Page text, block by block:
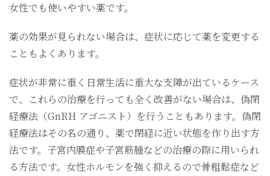
女性でも使いやすい薬です。
薬の効果が見られない場合は、症状に応じて薬を変更する
こともよくあります。
症状が非常に重く日常生活に重大な支障が出ているケース
で、これらの治療を行っても全く改善がない場合は、偽閉
経療法（GnRH アゴニスト）を行うこともあります。偽閉
経療法はその名の通り、薬で閉経に近い状態を作り出す方
法です。子宮内膜症や子宮筋腫などの治療の際に用いられ
る方法です。女性ホルモンを強く抑えるので骨粗鬆症など